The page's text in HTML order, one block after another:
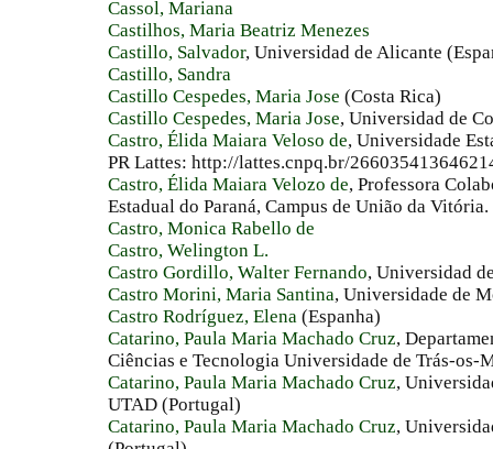
Cassol, Mariana
Castilhos, Maria Beatriz Menezes
Castillo, Salvador, Universidad de Alicante
Castillo, Sandra
Castillo Cespedes, Maria Jose (Costa Rica)
Castillo Cespedes, Maria Jose, Universidad de
Castro, Élida Maiara Veloso de, Universidade
PR Lattes: http://lattes.cnpq.br/
Castro, Élida Maiara Velozo de, Professora
Estadual do Paraná, Campus de União da
Castro, Monica Rabello de
Castro, Welington L.
Castro Gordillo, Walter Fernando, Universidad
Castro Morini, Maria Santina, Universidade de
Castro Rodríguez, Elena (Espanha)
Catarino, Paula Maria Machado Cruz,
Ciências e Tecnologia Universidade de Trás-os-
Catarino, Paula Maria Machado Cruz,
UTAD (Portugal)
Catarino, Paula Maria Machado Cruz,